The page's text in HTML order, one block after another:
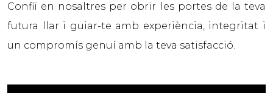
Confiï en nosaltres per obrir les portes de la teva
futura llar i guiar-te amb experiència, integritat i
un compromís genuí amb la teva satisfacció.